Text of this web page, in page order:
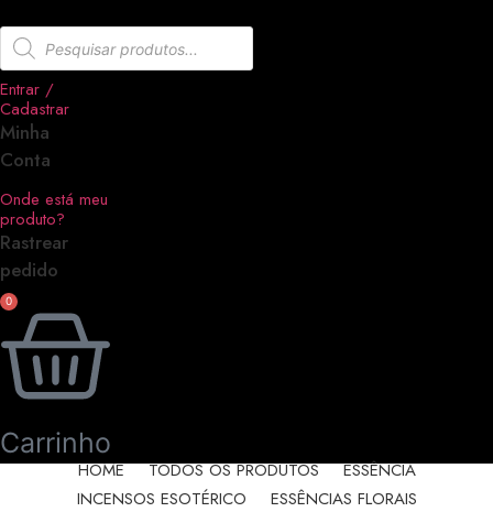
para
o
conteúdo
Pesquisar
produtos
Entrar /
Cadastrar
Minha
Conta
Onde está meu
produto?
Rastrear
pedido
0
Carrinho
HOME TODOS OS PRODUTOS
ESSÊNCIA
INCENSOS ESOTÉRICO
ESSÊNCIAS FLORAIS